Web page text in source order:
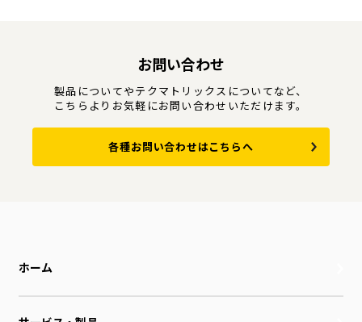
お問い合わせ
製品についてやテクマトリックスについてなど、
こちらよりお気軽にお問い合わせいただけます。
各種お問い合わせはこちらへ
ホーム